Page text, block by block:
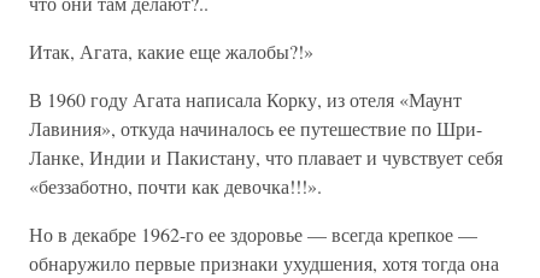
Итак, Агата, какие еще жалобы?!»
В 1960 году Агата написала Корку, из отеля «Маунт
Лавиния», откуда начиналось ее путешествие по Шри-
Ланке, Индии и Пакистану, что плавает и чувствует себя
«беззаботно, почти как девочка!!!».
Но в декабре 1962-го ее здоровье — всегда крепкое —
обнаружило первые признаки ухудшения, хотя тогда она